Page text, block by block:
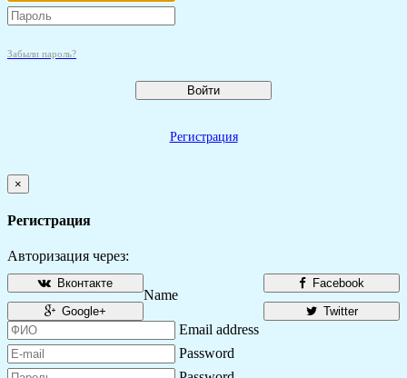
Забыли пароль?
Войти
Регистрация
×
Регистрация
Авторизация через:
Facebook
Вконтакте
Twitter
Google+
Name
Email address
Password